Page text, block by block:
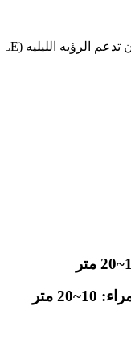
متر